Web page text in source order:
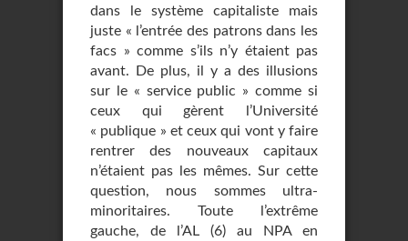
dans le système capitaliste mais
juste « l’entrée des patrons dans les
facs » comme s’ils n’y étaient pas
avant. De plus, il y a des illusions
sur le « service public » comme si
ceux qui gèrent l’Université
« publique » et ceux qui vont y faire
rentrer des nouveaux capitaux
n’étaient pas les mêmes. Sur cette
question, nous sommes ultra-
minoritaires. Toute l’extrême
gauche, de l’AL (6) au NPA en